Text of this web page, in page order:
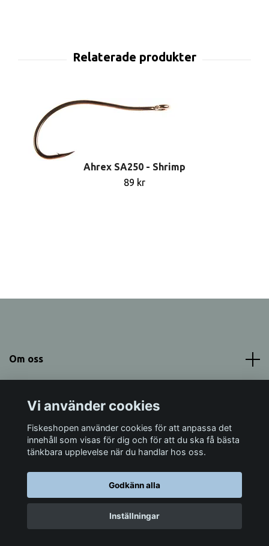
Ahrex SA250 - Shrimp
89 kr
Om oss
Sociala medier
© 2026 Fiskeshopen Mörrum
Vi använder cookies
Fiskeshopen använder cookies för att anpassa det
innehåll som visas för dig och för att du ska få bästa
tänkbara upplevelse när du handlar hos oss.
Godkänn alla
Inställningar